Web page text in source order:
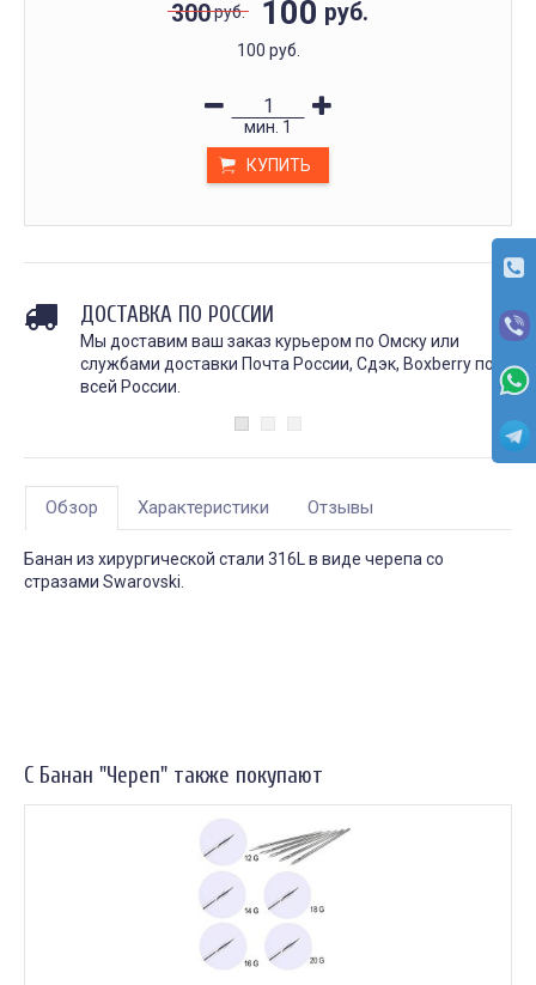
300руб. 100 руб.
100 руб.
мин. 1
КУПИТЬ
ДОСТАВКА ПО РОССИИ
Мы доставим ваш заказ курьером по Омску или
службами доставки Почта России, Сдэк, Boxberry по
всей России.
Обзор Характеристики Отзывы
Банан из хирургической стали 316L в виде черепа со
стразами Swarovski.
С Банан "Череп" также покупают